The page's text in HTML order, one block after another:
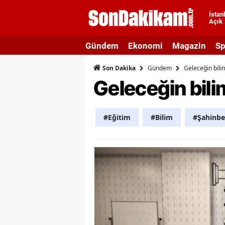
Açık
Gündem Ekonomi Magazin
Son Dakika Gündem Geleceğin
Geleceğin
#Eğitim #Bilim